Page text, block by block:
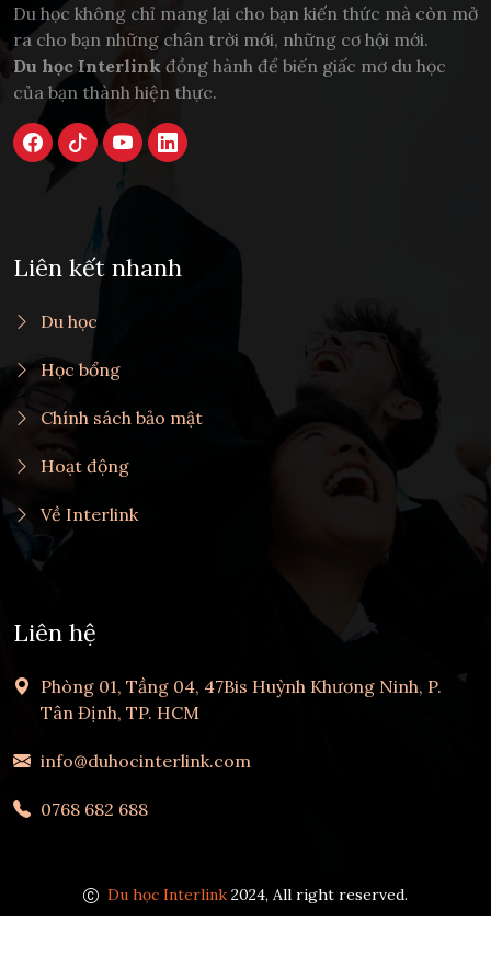
Du học không chỉ mang lại cho bạn kiến thức mà còn mở
ra cho bạn những chân trời mới, những cơ hội mới.
Du học Interlink đồng hành để biến giấc mơ du học
của bạn thành hiện thực.
Liên kết nhanh
Du học
Học bổng
Chính sách bảo mật
Hoạt động
Về Interlink
Liên hệ
Phòng 01, Tầng 04, 47Bis Huỳnh Khương Ninh, P.
Tân Định, TP. HCM
info@duhocinterlink.com
0768 682 688
Du học Interlink 2024, All right reserved.